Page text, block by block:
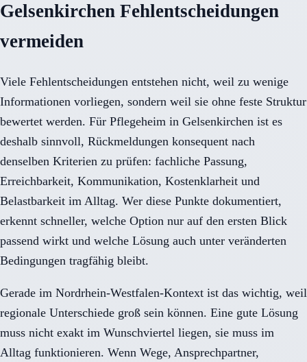
Gelsenkirchen Fehlentscheidungen
vermeiden
Viele Fehlentscheidungen entstehen nicht, weil zu wenige
Informationen vorliegen, sondern weil sie ohne feste Struktur
bewertet werden. Für Pflegeheim in Gelsenkirchen ist es
deshalb sinnvoll, Rückmeldungen konsequent nach
denselben Kriterien zu prüfen: fachliche Passung,
Erreichbarkeit, Kommunikation, Kostenklarheit und
Belastbarkeit im Alltag. Wer diese Punkte dokumentiert,
erkennt schneller, welche Option nur auf den ersten Blick
passend wirkt und welche Lösung auch unter veränderten
Bedingungen tragfähig bleibt.
Gerade im Nordrhein-Westfalen-Kontext ist das wichtig, weil
regionale Unterschiede groß sein können. Eine gute Lösung
muss nicht exakt im Wunschviertel liegen, sie muss im
Alltag funktionieren. Wenn Wege, Ansprechpartner,